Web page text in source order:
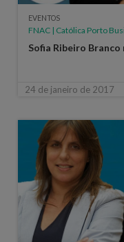
EVENTOS
FNAC | Católica Porto
Sofia Ribeiro Branco
24 de janeiro de 2017